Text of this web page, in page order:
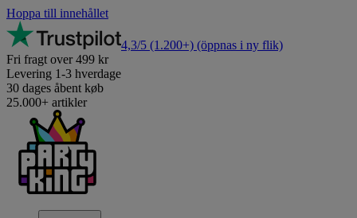
Hoppa till innehållet
4,3/5 (1.200+) (öppnas i ny flik)
Fri fragt over 499 kr
Levering 1-3 hverdage
30 dages åbent køb
25.000+ artikler